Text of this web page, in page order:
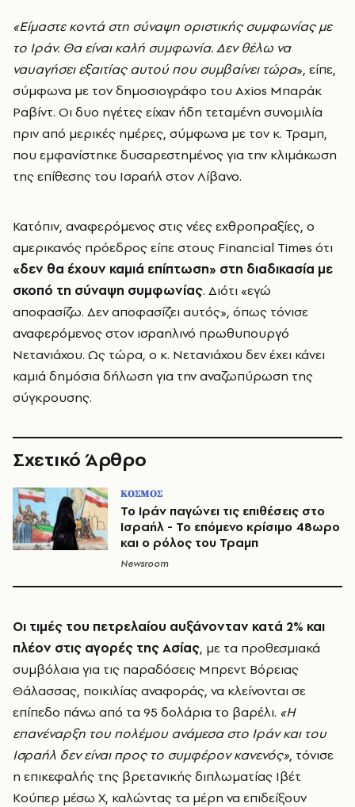
«Είμαστε κοντά στη σύναψη οριστικής συμφωνίας με
το Ιράν. Θα είναι καλή συμφωνία. Δεν θέλω να
ναυαγήσει εξαιτίας αυτού που συμβαίνει τώρα», είπε,
σύμφωνα με τον δημοσιογράφο του Axios Μπαράκ
Ραβίντ. Οι δυο ηγέτες είχαν ήδη τεταμένη συνομιλία
πριν από μερικές ημέρες, σύμφωνα με τον κ. Τραμπ,
που εμφανίστηκε δυσαρεστημένος για την κλιμάκωση
της επίθεσης του Ισραήλ στον Λίβανο.
Κατόπιν, αναφερόμενος στις νέες εχθροπραξίες, ο
αμερικανός πρόεδρος είπε στους Financial Times ότι
«δεν θα έχουν καμιά επίπτωση» στη διαδικασία με
σκοπό τη σύναψη συμφωνίας. Διότι «εγώ
αποφασίζω. Δεν αποφασίζει αυτός», όπως τόνισε
αναφερόμενος στον ισραηλινό πρωθυπουργό
Νετανιάχου. Ως τώρα, ο κ. Νετανιάχου δεν έχει κάνει
καμιά δημόσια δήλωση για την αναζωπύρωση της
σύγκρουσης.
Σχετικό Άρθρο
ΚΟΣΜΟΣ
Το Ιράν παγώνει τις επιθέσεις στο
Ισραήλ - Το επόμενο κρίσιμο 48ωρο
και ο ρόλος του Τραμπ
Newsroom
Οι τιμές του πετρελαίου αυξάνονταν κατά 2% και
πλέον στις αγορές της Ασίας, με τα προθεσμιακά
συμβόλαια για τις παραδόσεις Μπρεντ Βόρειας
Θάλασσας, ποικιλίας αναφοράς, να κλείνονται σε
επίπεδο πάνω από τα 95 δολάρια το βαρέλι. «Η
επανέναρξη του πολέμου ανάμεσα στο Ιράν και του
Ισραήλ δεν είναι προς το συμφέρον κανενός», τόνισε
η επικεφαλής της βρετανικής διπλωματίας Ιβέτ
Κούπερ μέσω X, καλώντας τα μέρη να επιδείξουν